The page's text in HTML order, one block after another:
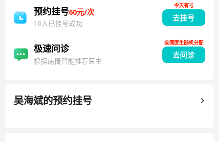
中联呼吸病专业委员会第三届理事会理事，中华中医药
学会感染病分会第六届委员会青年委员，中华中医药学
疗各类呼吸系统疾病及热病，积累了丰富的临床经验。
预约挂号60元/次
10人已挂号成功
去挂号
今天有号
极速问诊
根据病情智能推荐医生
去问诊
全国医生随机分配
吴海斌的预约挂号